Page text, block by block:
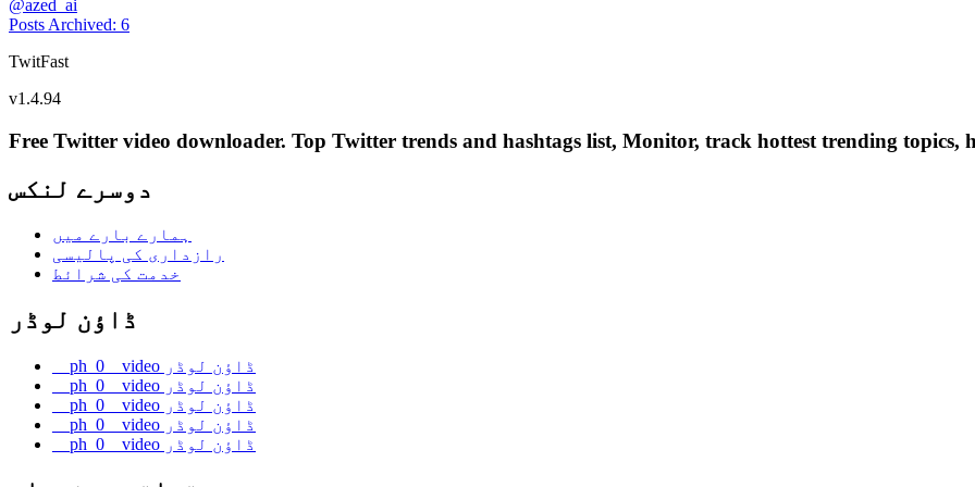
@azed_ai
Posts Archived: 6
TwitFast
v1.4.94
Free Twitter video downloader. Top Twitter trends and hashtags list, Monitor, track hottest trending topics,
دوسرے لنکس
ہمارے بارے میں
رازداری کی پالیسی
خدمت کی شرائط
ڈاؤن لوڈر
__ph_0__video ڈاؤن لوڈر
__ph_0__video ڈاؤن لوڈر
__ph_0__video ڈاؤن لوڈر
__ph_0__video ڈاؤن لوڈر
__ph_0__video ڈاؤن لوڈر